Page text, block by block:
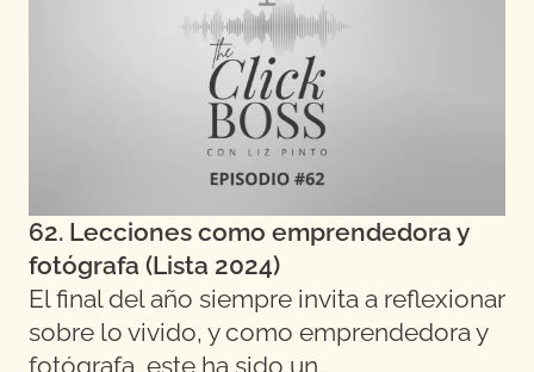
62. Lecciones como emprendedora y
fotógrafa (Lista 2024)
El final del año siempre invita a reflexionar
sobre lo vivido, y como emprendedora y